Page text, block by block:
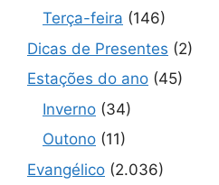
Terça-feira (146)
Dicas de Presentes (2)
Estações do ano (45)
Inverno (34)
Outono (11)
Evangélico (2.036)